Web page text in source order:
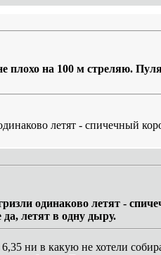
плохо на 100 м стреляю.
летят - спичечный
одинаково летят -
летят в одну дыру.
ни в какую не хотели